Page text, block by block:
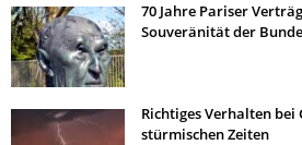
70 Jahre Pariser
Souveränität der
Richtiges Verhalten
stürmischen Zeiten